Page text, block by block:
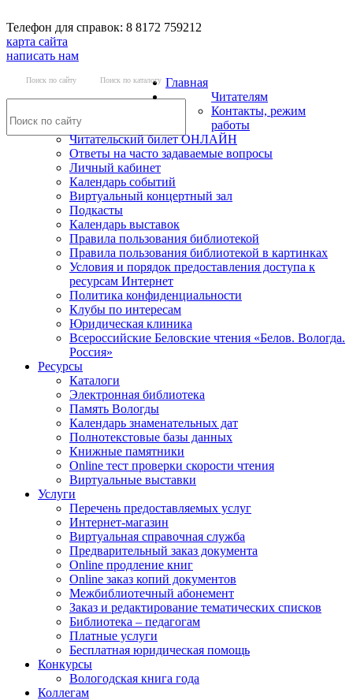
Телефон для справок: 8 8172 759212
карта сайта
написать нам
Поиск по сайту Поиск по каталогу Главная
Читателям
Контакты, режим
работы
Читательский билет ОНЛАЙН
Ответы на часто задаваемые вопросы
Личный кабинет
Календарь событий
Виртуальный концертный зал
Подкасты
Календарь выставок
Правила пользования библиотекой
Правила пользования библиотекой в картинках
Условия и порядок предоставления доступа к
ресурсам Интернет
Политика конфиденциальности
Клубы по интересам
Юридическая клиника
Всероссийские Беловские чтения «Белов. Вологда.
Россия»
Ресурсы
Каталоги
Электронная библиотека
Память Вологды
Календарь знаменательных дат
Полнотекстовые базы данных
Книжные памятники
Online тест проверки скорости чтения
Виртуальные выставки
Услуги
Перечень предоставляемых услуг
Интернет-магазин
Виртуальная справочная служба
Предварительный заказ документа
Online продление книг
Online заказ копий документов
Межбиблиотечный абонемент
Заказ и редактирование тематических списков
Библиотека – педагогам
Платные услуги
Бесплатная юридическая помощь
Конкурсы
Вологодская книга года
Коллегам